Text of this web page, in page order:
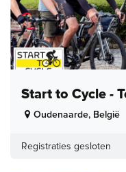
Start to Cycle -
Oudenaarde, België
Registraties gesloten